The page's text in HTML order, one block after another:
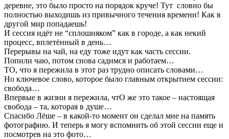
деревне, это было просто на порядок круче! Тут словно бы
полностью выходишь из привычного течения времени! Как в
другой мир попадаешь!
И сессия идёт не “сплошняком” как в городе, а как некий
процесс, вплетённый в день…
Перерывы на чай, на еду тоже идут как часть сессии.
Попили чаю, потом снова садимся и работаем…
ТО, что я пережила в этот раз трудно описать словами…
Но ключевое слово, которое было главным открытием сессии:
свобода…
Впервые в жизни я пережила, чтО же это такое – настоящая
свобода – та, которая в душе…
Спасибо Лёше – в какой-то момент он сделал мне на память
фотографию. И теперь я могу вспомнить об этой сессии еще и
посмотрев на это фото…